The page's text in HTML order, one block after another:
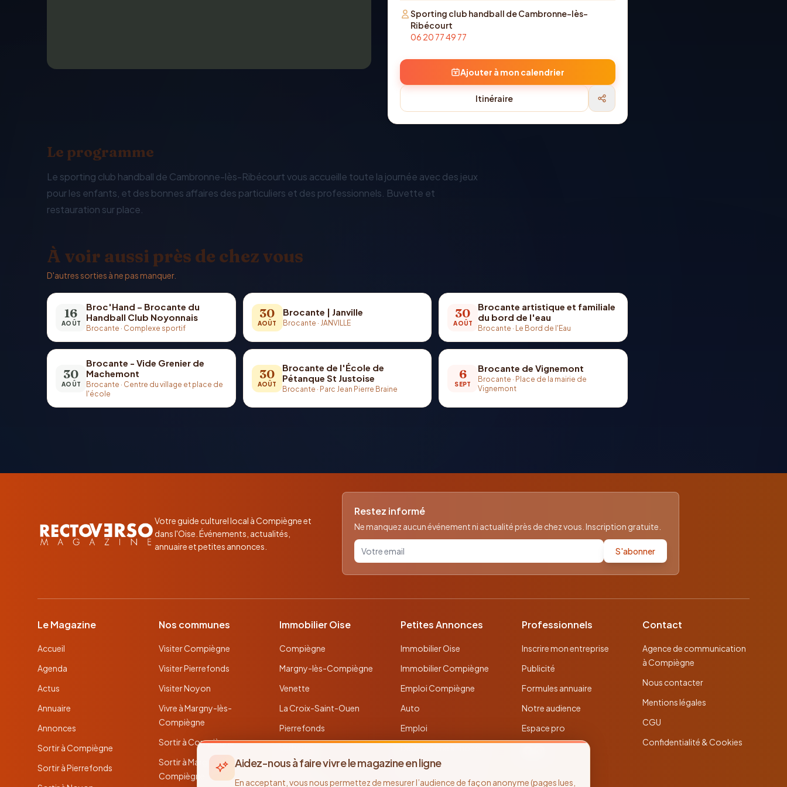
Sporting club handball de Cambronne-lès-
Ribécourt
06 20 77 49 77
Ajouter à mon calendrier
Itinéraire
Le programme
Le sporting club handball de Cambronne-lès-Ribécourt vous accueille toute la journée avec des jeux
pour les enfants, et des bonnes affaires des particuliers et des professionnels. Buvette et
restauration sur place.
À voir aussi près de chez vous
D'autres sorties à ne pas manquer.
16
AOÛT
Broc'Hand – Brocante du
Handball Club Noyonnais
Brocante · Complexe sportif
30
AOÛT
Brocante | Janville
Brocante · JANVILLE
30
AOÛT
Brocante artistique et familiale
du bord de l'eau
Brocante · Le Bord de l'Eau
30
AOÛT
Brocante - Vide Grenier de
Machemont
Brocante · Centre du village et place de
l'école
30
AOÛT
Brocante de l'École de
Pétanque St Justoise
Brocante · Parc Jean Pierre Braine
6
SEPT
Brocante de Vignemont
Brocante · Place de la mairie de
Vignemont
Votre guide culturel local à Compiègne et
dans l'Oise. Événements, actualités,
annuaire et petites annonces.
Restez informé
Ne manquez aucun événement ni actualité près de chez vous. Inscription gratuite.
Votre email pour la newsletter S'abonner
Le Magazine
Accueil
Agenda
Actus
Annuaire
Annonces
Sortir à Compiègne
Sortir à Pierrefonds
Nos communes
Visiter Compiègne
Visiter Pierrefonds
Visiter Noyon
Vivre à Margny-lès-
Compiègne
Sortir à Compiègne
Sortir à Margny-lès-
Compiègne
Immobilier Oise
Compiègne
Margny-lès-Compiègne
Venette
La Croix-Saint-Ouen
Pierrefonds
Noyon
Petites Annonces
Immobilier Oise
Immobilier Compiègne
Emploi Compiègne
Auto
Emploi
Toutes les annonces
Professionnels
Inscrire mon entreprise
Publicité
Formules annuaire
Notre audience
Espace pro
Contact
Agence de communication
à Compiègne
Nous contacter
Mentions légales
CGU
Confidentialité & Cookies
Aidez-nous à faire vivre le magazine en ligne
En acceptant, vous nous permettez de mesurer l’audience de façon anonyme (pages lues,